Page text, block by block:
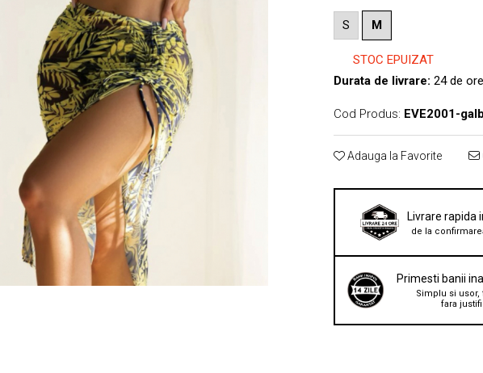
S M
STOC EPUIZAT
Durata de livrare: 24 de ore
Cod Produs: EVE2001-
Adauga la Favorite
Livrare rapida
de la
Primesti banii
Simplu si usor,
fara